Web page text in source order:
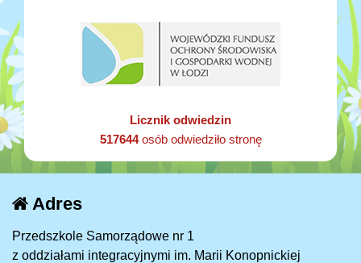
Licznik odwiedzin
517644osób odwiedziło stronę
Adres
Przedszkole Samorządowe nr 1
z oddziałami integracyjnymi im. Marii Konopnickiej